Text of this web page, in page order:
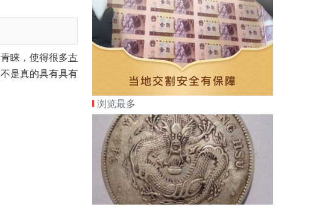
睐，使得很多古
是真的具有具有
浏览最多